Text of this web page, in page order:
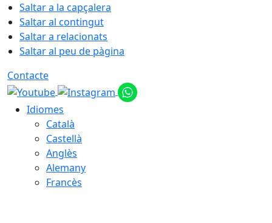
Saltar a la capçalera
Saltar al contingut
Saltar a relacionats
Saltar al peu de pàgina
Contacte
Idiomes
Català
Castellà
Anglès
Alemany
Francès